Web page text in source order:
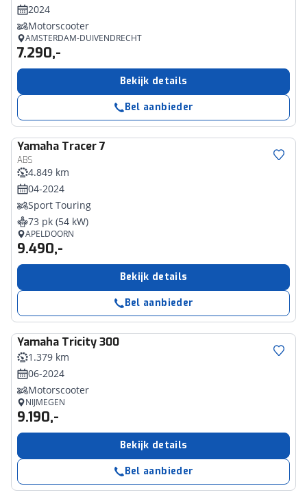
2024
Motorscooter
AMSTERDAM-DUIVENDRECHT
7.290,-
Bekijk details
Bel aanbieder
Yamaha Tracer 7
ABS
4.849 km
04-2024
Sport Touring
73 pk (54 kW)
APELDOORN
9.490,-
Bekijk details
Bel aanbieder
Yamaha Tricity 300
1.379 km
06-2024
Motorscooter
NIJMEGEN
9.190,-
Bekijk details
Bel aanbieder